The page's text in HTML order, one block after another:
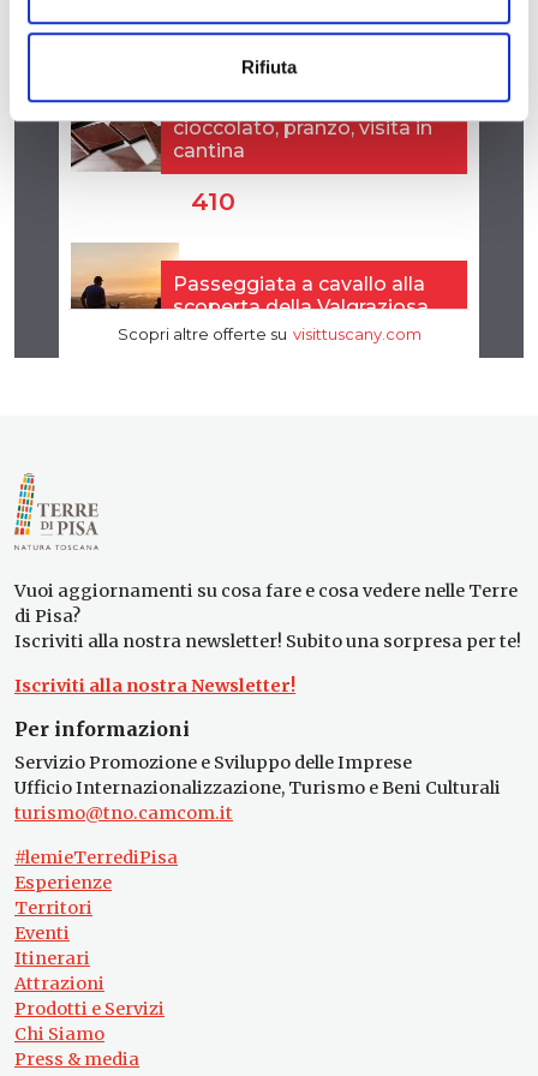
Rifiuta
Vuoi aggiornamenti su cosa fare e cosa vedere nelle Terre
di Pisa?
Iscriviti alla nostra newsletter! Subito una sorpresa per te!
Iscriviti alla nostra Newsletter!
Per informazioni
Servizio Promozione e Sviluppo delle Imprese
Ufficio Internazionalizzazione, Turismo e Beni Culturali
turismo@tno.camcom.it
#lemieTerrediPisa
Esperienze
Territori
Eventi
Itinerari
Attrazioni
Prodotti e Servizi
Chi Siamo
Press & media